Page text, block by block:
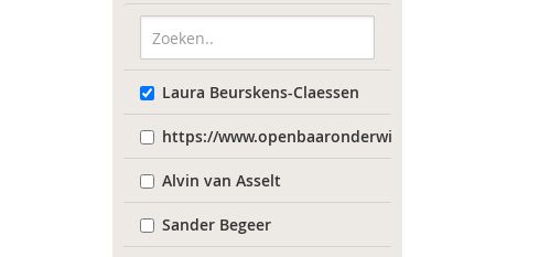
Laura Beurskens-Claessen
https://www.openbaaronderwijs.nu/
Alvin van Asselt
Sander Begeer